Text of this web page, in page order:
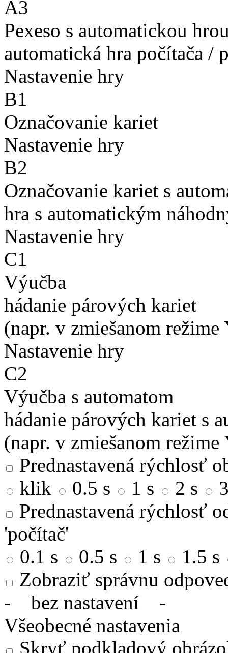
A3
Pexeso s automatickou
automatická hra počítača /
Nastavenie hry
B1
Označovanie kariet
Nastavenie hry
B2
Označovanie kariet s
hra s automatickým
Nastavenie hry
C1
Výučba
hádanie párových kariet
(napr. v zmiešanom režime
Nastavenie hry
C2
Výučba s automatom
hádanie párových kariet s
(napr. v zmiešanom režime
Prednastavená rýchlosť
klik
0.5 s 1 s 2 s
Prednastavená rýchlosť
'počítač'
0.1 s
0.5 s 1 s
1.5 s
Zobraziť správnu
- bez nastavení -
Všeobecné nastavenia
Skryť podkladový